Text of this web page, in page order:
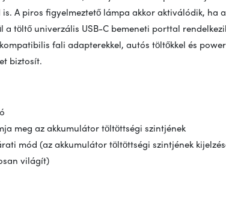
A piros figyelmeztető lámpa akkor aktiválódik, ha
a töltő univerzális USB-C bemeneti porttal
fali adapterekkel, autós töltőkkel és
biztosít.
meg az akkumulátor töltöttségi szintjének
mód (az akkumulátor töltöttségi szintjének
világít)